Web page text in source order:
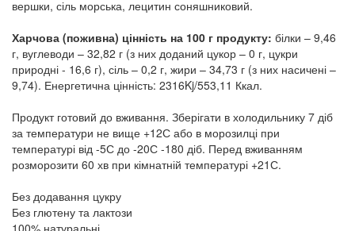
вершки, сіль морська, лецитин соняшниковий.
Харчова (поживна) цінність на 100 г продукту: білки – 9,46
г, вуглеводи – 32,82 г (з них доданий цукор – 0 г, цукри
природні - 16,6 г), сіль – 0,2 г, жири – 34,73 г (з них насичені –
9,74). Енергетична цінність: 2316Kj/553,11 Ккал.
Продукт готовий до вживання. Зберігати в холодильнику 7 діб
за температури не вище +12С або в морозилці при
температурі від -5С до -20С -180 діб. Перед вживанням
розморозити 60 хв при кімнатній температурі +21С.
Без додавання цукру
Без глютену та лактози
100% натуральні